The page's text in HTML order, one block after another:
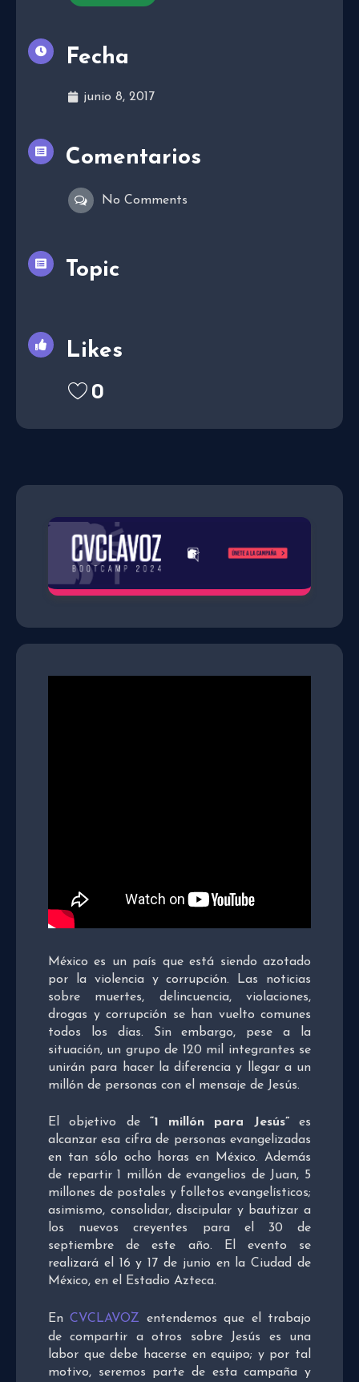
México es un país que está siendo azotado
por la violencia y corrupción. Las noticias
sobre muertes, delincuencia, violaciones,
drogas y corrupción se han vuelto comunes
todos los días. Sin embargo, pese a la
situación, un grupo de 120 mil integrantes se
unirán para hacer la diferencia y llegar a un
millón de personas con el mensaje de Jesús.
El objetivo de “1 millón para Jesús”es
alcanzar esa cifra de personas evangelizadas
en tan sólo ocho horas en México. Además
de repartir 1 millón de evangelios de Juan, 5
millones de postales y folletos evangelísticos;
asimismo, consolidar, discipular y bautizar a
los nuevos creyentes para el 30 de
septiembre de este año. El evento se
realizará el 16 y 17 de junio en la Ciudad de
México, en el Estadio Azteca.
EnCVCLAVOZ entendemos que el trabajo
de compartir a otros sobre Jesús es una
labor que debe hacerse en equipo; y por tal
motivo, seremos parte de esta campaña y
Fecha
junio 8, 2017
Comentarios
No Comments
Topic
Likes
0